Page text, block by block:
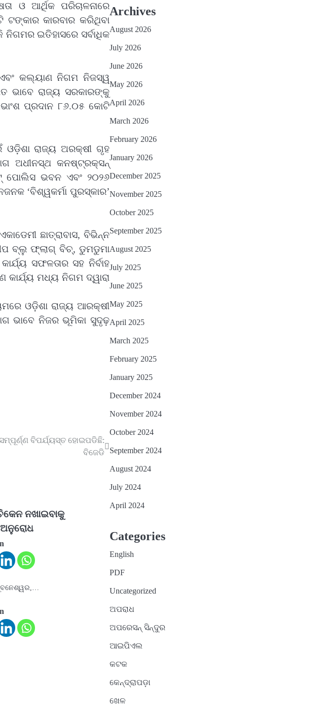
ଓ ଆର୍ଥିକ ପରିଚାଳନାରେ
କାରବାର କରିଥିବା
ନିଗମର ଇତିହାସରେ ସର୍ବାଧିକ
ଏବଂ କଲ୍ୟାଣ ନିଗମ ନିଜସ୍ୱ
ଭାବେ ରାଜ୍ୟ ସରକାରଙ୍କୁ
ପ୍ରଦାନ ୮୬.୦୫ କୋଟି
ଓଡ଼ିଶା ରାଜ୍ୟ ଅରକ୍ଷୀ ଗୃହ
ଅଧୀନସ୍ଥ କନଷ୍ଟ୍ରକ୍ସନ୍
ପୋଲିସ ଭବନ ଏବଂ ୨୦୨୬
‘ବିଶ୍ୱକର୍ମା ପୁରସ୍କାର’
ଛାତ୍ରାବାସ, ବିଭିନ୍ନ
ବ୍ଲୁ ଫ୍ଲାଗ୍ ବିଚ୍‌, ଡୁମଡୁମା
ସଫଳତାର ସହ ନିର୍ବାହ
କାର୍ଯ୍ୟ ମଧ୍ୟ ନିଗମ ଦ୍ୱାରା
ଓଡ଼ିଶା ରାଜ୍ୟ ଆରକ୍ଷୀ
ଭାବେ ନିଜର ଭୂମିକା ସୁଦୃଢ଼
ବିପର୍ଯ୍ୟସ୍ତ ହୋଇପଡିଛି:
ବିଜେଡି
ନଖାଇବାକୁ
Archives
August 2026
July 2026
June 2026
May 2026
April 2026
March 2026
February 2026
January 2026
December 2025
November 2025
October 2025
September 2025
August 2025
July 2025
June 2025
May 2025
April 2025
March 2025
February 2025
January 2025
December 2024
November 2024
October 2024
September 2024
August 2024
July 2024
April 2024
Categories
English
PDF
Uncategorized
ଅପରାଧ
ଅପରେସନ୍ ସିନ୍ଦୁର
ଆଇପିଏଲ
କଟକ
କେନ୍ଦ୍ରାପଡ଼ା
ଖେଳ